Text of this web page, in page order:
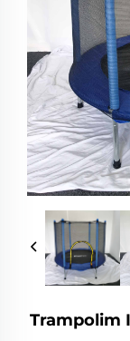
Trampolim